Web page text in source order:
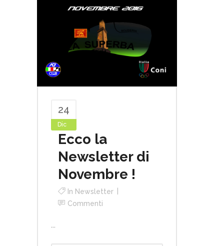
24
Dic
Ecco la
Newsletter di
Novembre !
In Newsletter
Commenti